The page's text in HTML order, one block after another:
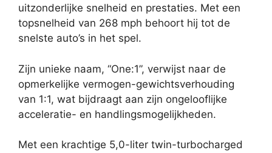
uitzonderlijke snelheid en prestaties. Met een
topsnelheid van 268 mph behoort hij tot de
snelste auto’s in het spel.
Zijn unieke naam, “One:1”, verwijst naar de
opmerkelijke vermogen-gewichtsverhouding
van 1:1, wat bijdraagt aan zijn ongelooflijke
acceleratie- en handlingsmogelijkheden.
Met een krachtige 5,0-liter twin-turbocharged